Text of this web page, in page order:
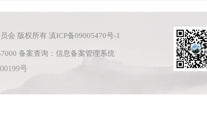
会 版权所有 滇ICP备09005470号-1
备案查询： 信息备案管理系统
号